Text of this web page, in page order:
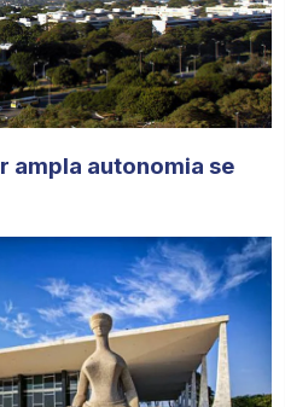
ampla autonomia se